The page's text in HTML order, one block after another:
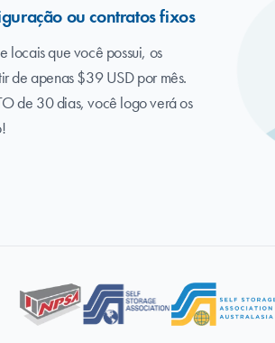
ou contratos fixos
locais que você possui, os
de apenas $39 USD por mês.
de 30 dias, você logo verá os